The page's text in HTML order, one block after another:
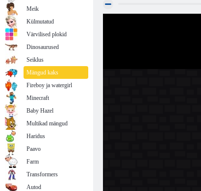
Meik
Külmutatud
Värvilised plokid
Dinosaurused
Seiklus
Mängud kaks
Fireboy ja watergirl
Minecraft
Baby Hazel
Multikad mängud
Haridus
Paavo
Farm
Transformers
Autod